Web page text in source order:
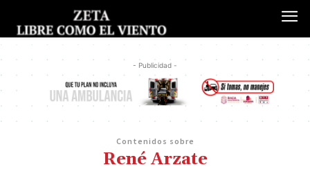
- Publicidad -
Contenidos sobre
René Arzate